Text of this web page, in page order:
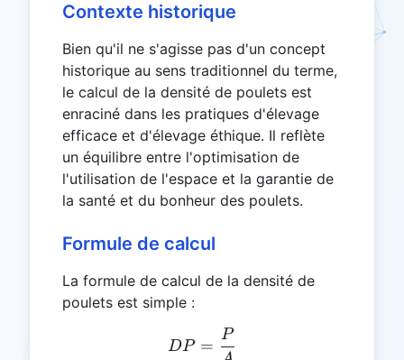
Contexte historique
Bien qu'il ne s'agisse pas d'un concept
historique au sens traditionnel du terme,
le calcul de la densité de poulets est
enraciné dans les pratiques d'élevage
efficace et d'élevage éthique. Il reflète
un équilibre entre l'optimisation de
l'utilisation de l'espace et la garantie de
la santé et du bonheur des poulets.
Formule de calcul
La formule de calcul de la densité de
poulets est simple :
DP = \frac{P}{A}
DP =
P